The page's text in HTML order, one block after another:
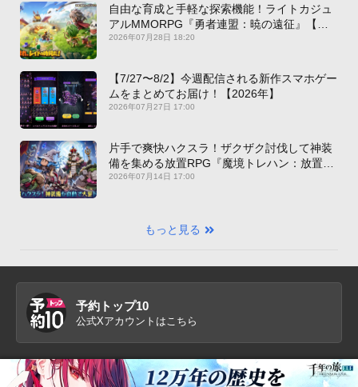
自由な育成と手軽な探索機能！ライトカジュ
アルMMORPG『勇者連盟：暁の遠征』【最
新作PICKUP】
2026年07月28日 18:20
【7/27〜8/2】今週配信される新作スマホゲー
ムをまとめてお届け！【2026年】
2026年07月27日 17:00
片手で爽快ハクスラ！ザクザク討伐して神装
備を集める放置RPG『魔境トレハン：放置で
神装備』【最新作PICKUP】
2026年07月14日 17:00
もっと見る
予約トップ10
公式Xアカウントはこちら